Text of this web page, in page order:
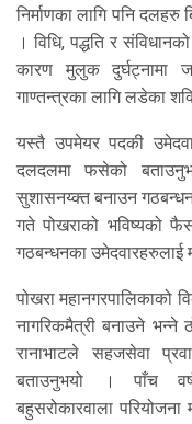
निर्माणका लागि पनि
। विधि, पद्धति र
कारण मुलुक दुर्घट्नामा
गाण्तन्त्रका लागि लडेका
यस्तै उपमेयर पदकी
दलदलमा फसेको
सुशासनय्क्त बनाउन
गते पोखराको भविष्यको
गठबन्धनका उमेदवारहरुलाई
पोखरा महानगरपालिकाको
नागरिकमैत्री बनाउने
रानाभाटले सहजसेवा
बताउनुभयो । पाँच
बहुसरोकारवाला परियोजना